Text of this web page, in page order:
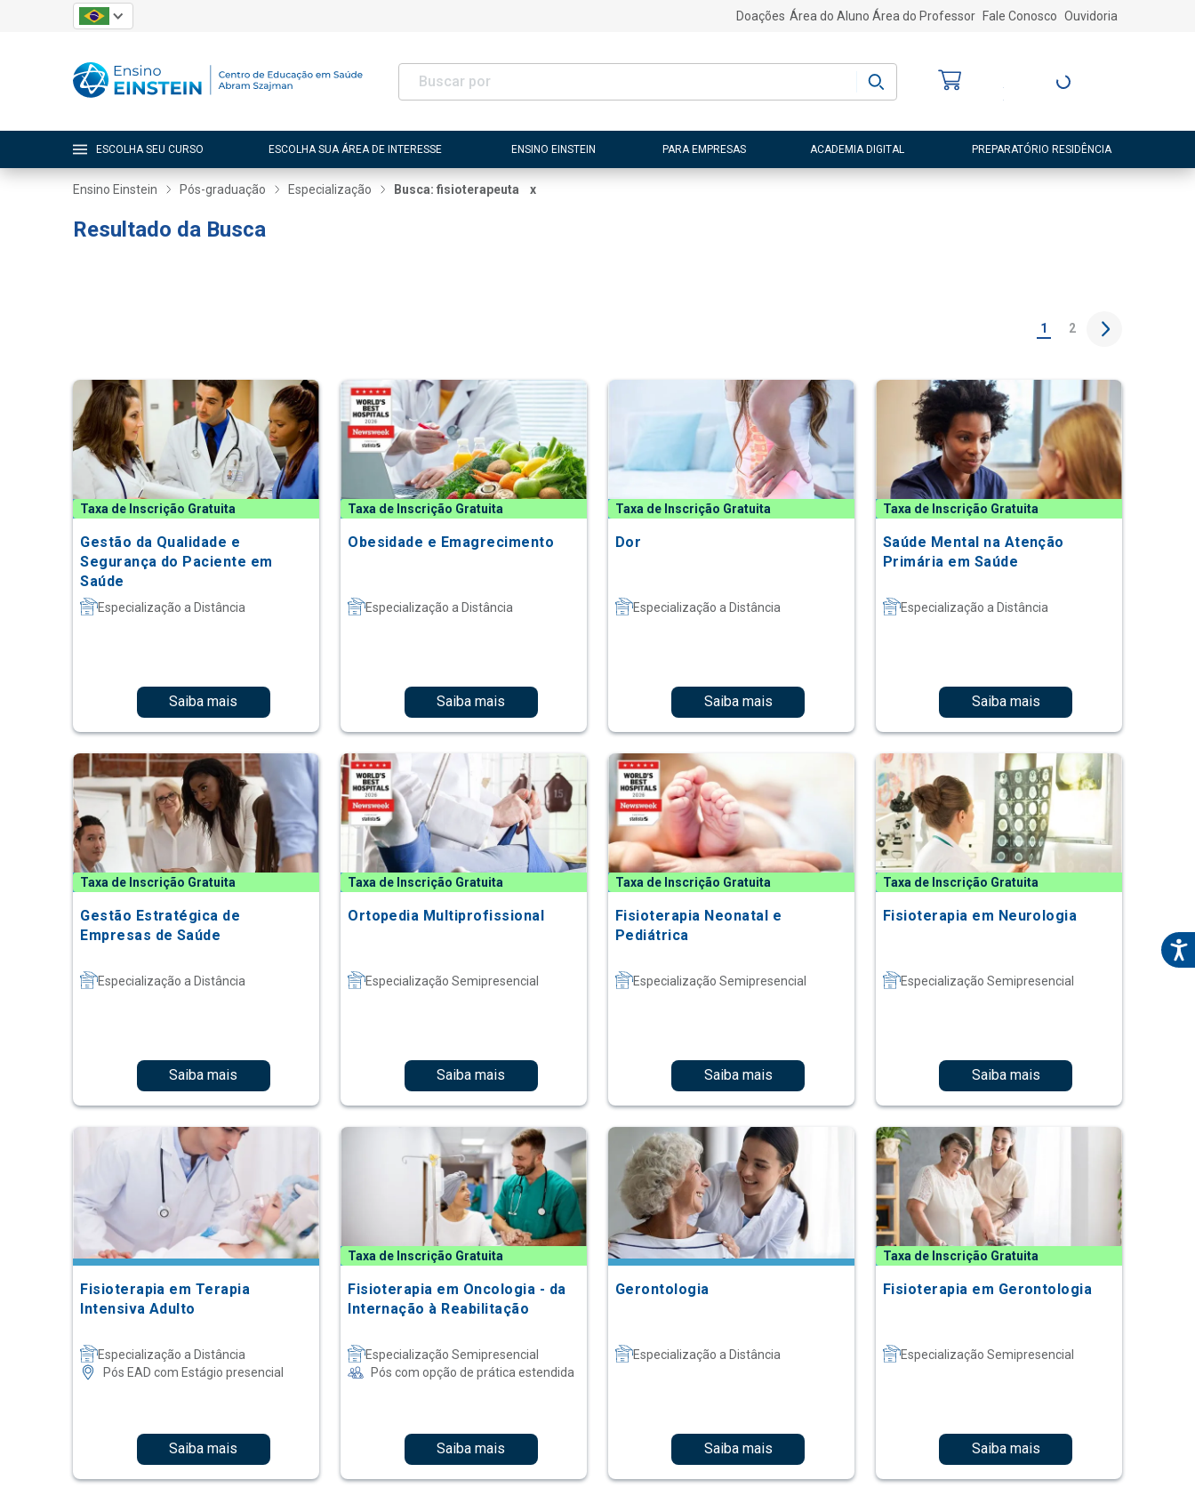
Doações Área do Aluno Área do Professor Fale Conosco Ouvidoria
Entre ou Cadastre-
ESCOLHA SEU CURSO ESCOLHA SUA ÁREA DE INTERESSE ENSINO EINSTEIN PARA EMPRESAS ACADEMIA DIGITAL PREPARATÓRIO RESIDÊNCIA
Ensino Einstein Pós-graduação Especialização Busca: fisioterapeuta x
Resultado da Busca
1 2
Taxa de Inscrição Gratuita
Gestão da Qualidade e
Segurança do Paciente em
Saúde
Especialização a Distância
Saiba mais
Taxa de Inscrição Gratuita
Obesidade e Emagrecimento
Especialização a Distância
Saiba mais
Taxa de Inscrição Gratuita
Dor
Especialização a Distância
Saiba mais
Taxa de Inscrição Gratuita
Saúde Mental na Atenção
Primária em Saúde
Especialização a Distância
Saiba mais
Taxa de Inscrição Gratuita
Gestão Estratégica de
Empresas de Saúde
Especialização a Distância
Saiba mais
Taxa de Inscrição Gratuita
Ortopedia Multiprofissional
Especialização Semipresencial
Saiba mais
Taxa de Inscrição Gratuita
Fisioterapia Neonatal e
Pediátrica
Especialização Semipresencial
Saiba mais
Taxa de Inscrição Gratuita
Fisioterapia em Neurologia
Especialização Semipresencial
Saiba mais
Fisioterapia em Terapia
Intensiva Adulto
Especialização a Distância
Pós EAD com Estágio presencial
Saiba mais
Taxa de Inscrição Gratuita
Fisioterapia em Oncologia - da
Internação à Reabilitação
Especialização Semipresencial
Pós com opção de prática estendida
Saiba mais
Gerontologia
Especialização a Distância
Saiba mais
Taxa de Inscrição Gratuita
Fisioterapia em Gerontologia
Especialização Semipresencial
Saiba mais